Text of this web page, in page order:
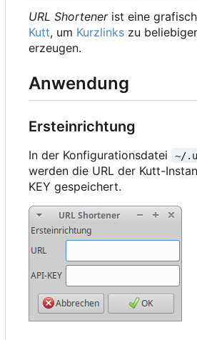
URL Shortenerist eine
Kutt, um Kurzlinks zu
erzeugen.
Anwendung
Ersteinrichtung
In der Konfigurationsdatei ~/
werden die URL der Kutt-
KEY gespeichert.